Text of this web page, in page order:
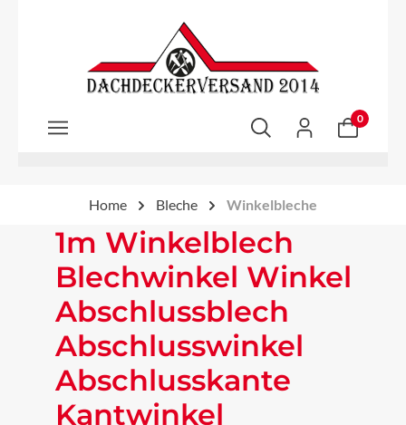
Zum Hauptinhalt springen
0
Home Bleche Winkelbleche
1m Winkelblech
Blechwinkel Winkel
Abschlussblech
Abschlusswinkel
Abschlusskante
Kantwinkel